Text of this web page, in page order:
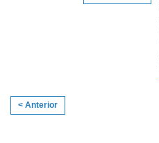
< Anterior